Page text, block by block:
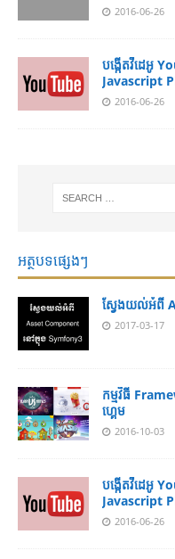
2016-06-26
បង្កើតវីដេអូ
Javascript
2016-06-26
អត្ថបទផ្សេងៗ
ស្វែងយល់អំពី
2017-03-17
កម្មវិធី
ហ្គេម
2016-10-03
បង្កើតវីដេអូ
Javascript
2016-06-26